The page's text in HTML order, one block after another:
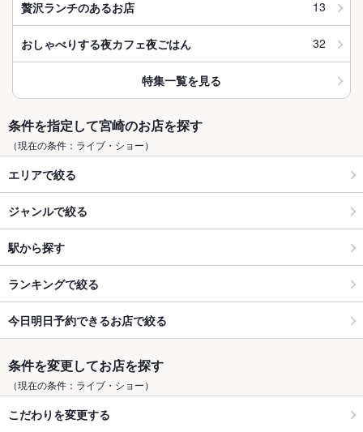
贅沢ランチのあるお店 13
おしゃべりする夜カフェ夜ごはん 32
特集一覧を見る
条件を指定して宮崎のお店を探す
（現在の条件：ライブ・ショー）
エリアで絞る
ジャンルで絞る
駅から探す
ランキングで絞る
今日明日予約できるお店で絞る
条件を変更してお店を探す
（現在の条件：ライブ・ショー）
こだわりを変更する